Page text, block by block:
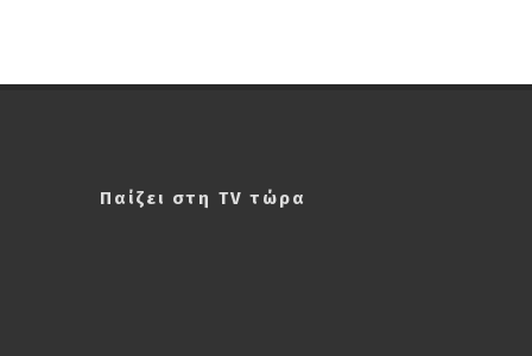
Παίζει στη TV τώρα